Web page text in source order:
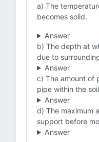
a) The
becomes solid.
Answer
b) The depth at
due to
Answer
c) The amount of
pipe within the
Answer
d) The maximum
support before
Answer